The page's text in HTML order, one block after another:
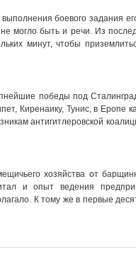
боевого задания
могло быть и речи. Из
минут, чтобы
победы под
Киренаику, Тунис, в Еропе
антигитлеровской
хозяйства от
и опыт ведения
К тому же в первые